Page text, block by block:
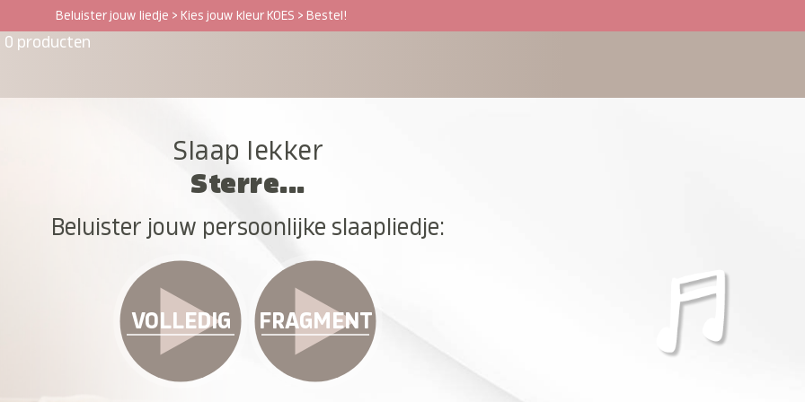
Beluister jouw liedje > Kies jouw kleur KOES > Bestel!
0 producten
Slaap lekker
Sterre...
Beluister jouw persoonlijke slaapliedje:
VOLLEDIG FRAGMENT